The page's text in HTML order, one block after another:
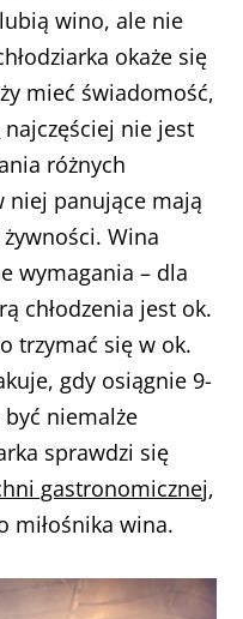
wino, ale nie
okaże się
mieć świadomość,
najczęściej nie jest
różnych
niej panujące mają
Wina
wymagania – dla
chłodzenia jest ok.
trzymać się w ok.
gdy osiągnie 9-
być niemalże
sprawdzi się
gastronomicznej,
miłośnika wina.